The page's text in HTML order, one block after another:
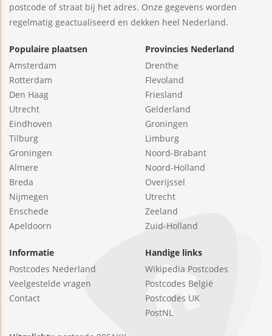
postcode of straat bij het adres. Onze gegevens worden
regelmatig geactualiseerd en dekken heel Nederland.
Populaire plaatsen
Amsterdam
Rotterdam
Den Haag
Utrecht
Eindhoven
Tilburg
Groningen
Almere
Breda
Nijmegen
Enschede
Apeldoorn
Provincies Nederland
Drenthe
Flevoland
Friesland
Gelderland
Groningen
Limburg
Noord-Brabant
Noord-Holland
Overijssel
Utrecht
Zeeland
Zuid-Holland
Informatie
Postcodes Nederland
Veelgestelde vragen
Contact
Handige links
Wikipedia Postcodes
Postcodes België
Postcodes UK
PostNL